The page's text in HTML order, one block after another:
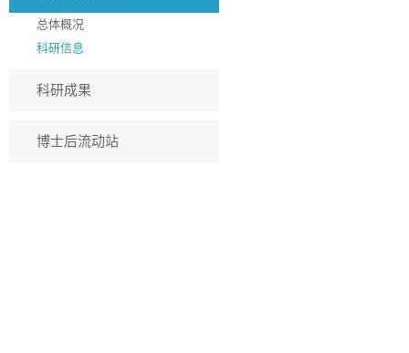
总体概况
科研信息
科研成果
博士后流动站